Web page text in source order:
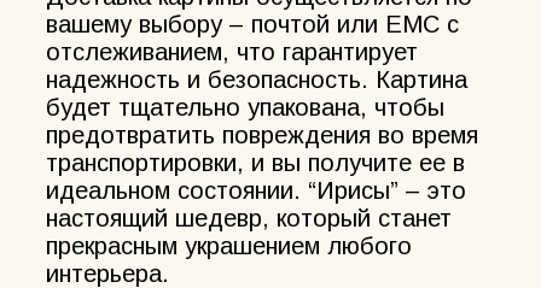
вашему выбору – почтой или ЕМС с
отслеживанием, что гарантирует
надежность и безопасность. Картина
будет тщательно упакована, чтобы
предотвратить повреждения во время
транспортировки, и вы получите ее в
идеальном состоянии. “Ирисы” – это
настоящий шедевр, который станет
прекрасным украшением любого
интерьера.